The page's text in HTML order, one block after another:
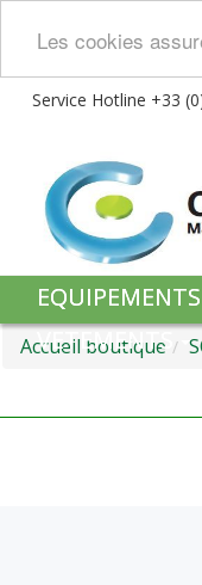
Les cookies
Service Hotline +33
EQUIPEMENTS
VETEMENTS
Accueil boutique